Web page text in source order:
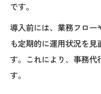
です。
導入前には、業務フロ
も定期的に運用状況を
す。これにより、事務代
す。